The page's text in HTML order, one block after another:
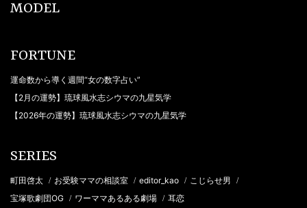
MODEL
FORTUNE
運命数から導く週間“女の数字占い”
【2月の運勢】琉球風水志シウマの九星気学
【2026年の運勢】琉球風水志シウマの九星気学
SERIES
町田啓太 / お受験ママの相談室 / editor_kao / こじらせ男 /
宝塚歌劇団OG / ワーママあるある劇場 / 耳恋